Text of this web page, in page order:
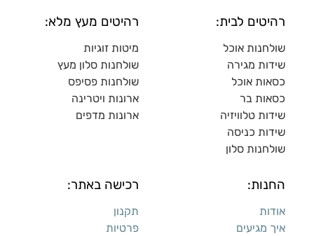
רהיטים לבית:
שולחנות אוכל
שידות מגירה
כסאות אוכל
כסאות בר
שידות טלוויזיה
שידות כניסה
שולחנות סלון
רהיטים מעץ מלא:
מיטות זוגיות
שולחנות סלון מעץ
שולחנות פסיפס
ארונות ויטרינה
ארונות מדפים
החנות:
אודות
איך מגיעים
רכישה באתר:
תקנון
פרטיות